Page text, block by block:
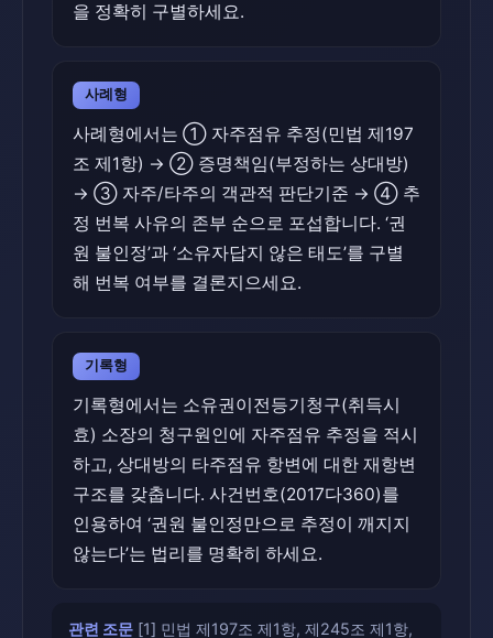
을 정확히 구별하세요.
사례형
사례형에서는 ① 자주점유 추정(민법 제197
조 제1항) → ② 증명책임(부정하는 상대방)
→ ③ 자주/타주의 객관적 판단기준 → ④ 추
정 번복 사유의 존부 순으로 포섭합니다. ‘권
원 불인정’과 ‘소유자답지 않은 태도’를 구별
해 번복 여부를 결론지으세요.
기록형
기록형에서는 소유권이전등기청구(취득시
효) 소장의 청구원인에 자주점유 추정을 적시
하고, 상대방의 타주점유 항변에 대한 재항변
구조를 갖춥니다. 사건번호(2017다360)를
인용하여 ‘권원 불인정만으로 추정이 깨지지
않는다’는 법리를 명확히 하세요.
관련 조문 [1] 민법 제197조 제1항, 제245조 제1항,